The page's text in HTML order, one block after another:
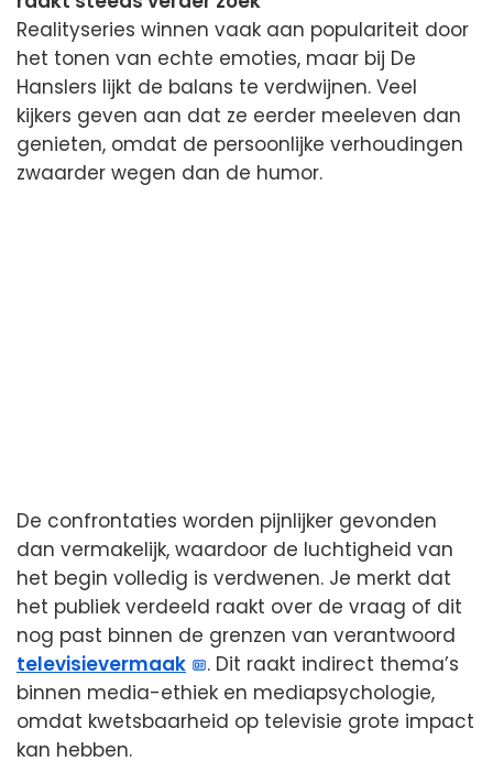
Realityseries winnen vaak aan populariteit door
het tonen van echte emoties, maar bij De
Hanslers lijkt de balans te verdwijnen. Veel
kijkers geven aan dat ze eerder meeleven dan
genieten, omdat de persoonlijke verhoudingen
zwaarder wegen dan de humor.
De confrontaties worden pijnlijker gevonden
dan vermakelijk, waardoor de luchtigheid van
het begin volledig is verdwenen. Je merkt dat
het publiek verdeeld raakt over de vraag of dit
nog past binnen de grenzen van verantwoord
televisievermaak
. Dit raakt indirect thema’s
binnen media-ethiek en mediapsychologie,
omdat kwetsbaarheid op televisie grote impact
kan hebben.